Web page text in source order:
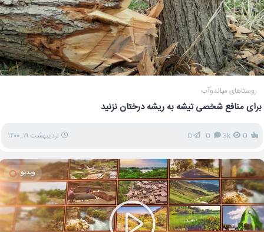
روستاهای میاندوآب
برای منافع شخصی تیشه به ریشه درختان نزنید
3k
0 اردیبهشت ۱۹, ۱۴۰۰
ویدیو